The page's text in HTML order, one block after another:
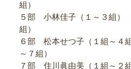
組）
５部 小林佳子（１～３組）
組）
６部 松本せつ子（１組～４
～７組）
７部 住川眞由美（１組～２